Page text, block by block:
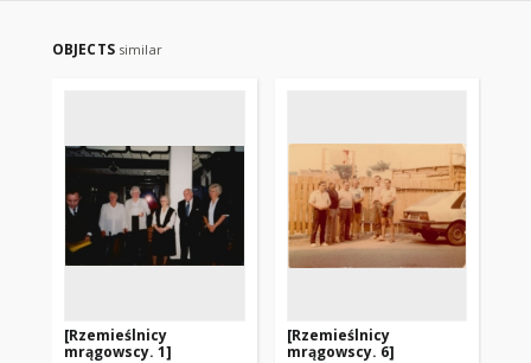
OBJECTS similar
[Rzemieślnicy
mrągowscy. 1]
[Rzemieślnicy
mrągowscy. 6]